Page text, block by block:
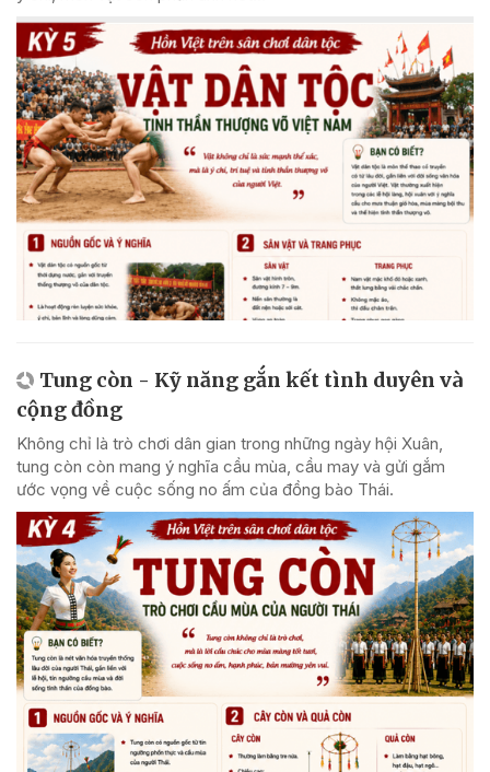
Tung còn - Kỹ năng gắn kết tình duyên và
cộng đồng
Không chỉ là trò chơi dân gian trong những ngày hội Xuân,
tung còn còn mang ý nghĩa cầu mùa, cầu may và gửi gắm
ước vọng về cuộc sống no ấm của đồng bào Thái.